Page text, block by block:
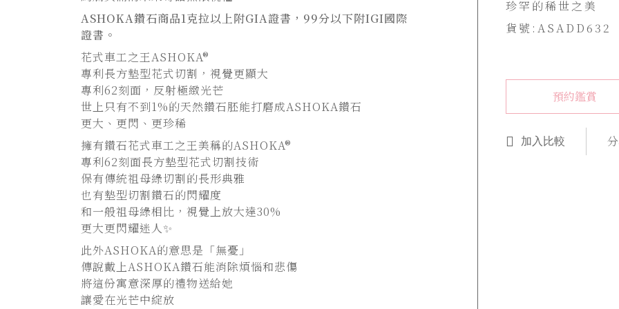
ASHOKA鑽石商品1克拉以上附GIA證書，99分以下附IGI國際
證書。
花式車工之王ASHOKA®
專利長方墊型花式切割，視覺更顯大
專利62刻面，反射極緻光芒
世上只有不到1%的天然鑽石胚能打磨成ASHOKA鑽石
更大、更閃、更珍稀
擁有鑽石花式車工之王美稱的ASHOKA®
專利62刻面長方墊型花式切割技術
保有傳統祖母綠切割的長形典雅
也有墊型切割鑽石的閃耀度
和一般祖母綠相比，視覺上放大達30%
更大更閃耀迷人✨
此外ASHOKA的意思是「無憂」
傳說戴上ASHOKA鑽石能消除煩惱和悲傷
將這份寓意深厚的禮物送給她
讓愛在光芒中綻放
珍罕的稀世之美
貨號:ASADD632
預約鑑賞
加入比較